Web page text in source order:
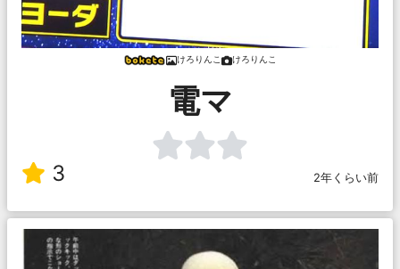
けろりんこ けろりんこ
電マ
3 2年くらい前